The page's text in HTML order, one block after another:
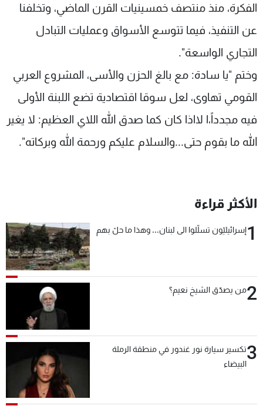
الفكرة، منذ منتصف خمسينيات القرن الماضي، وتخلفنا
عن التنفيذ، فيما تتوسع الأسواق وعمليات التبادل
التجاري الواسعة".
وختم "يا سادة: مع بالغ الحزن والأسى، المشروع العربي
القومي تهاوى، لعل سوقا اقتصادية تضع اللبنة الأولى
فيه مجدداً،ا لااذا كان كما صدق الله اللاي العظيم: لا يغير
الله ما بقوم حتى...والسلام عليكم ورحمة الله وبركاته".
الأكثر قراءة
1إسرائيليّون تسلّلوا الى لبنان... وهذا ما حلّ بهم
2من يصدّق الشيخ نعيم؟
3تكسير سيارة نور غندور في منطقة الرملة
البيضاء